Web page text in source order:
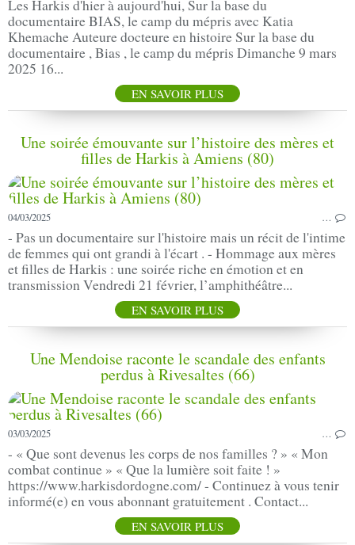
Les Harkis d'hier à aujourd'hui, Sur la base du
documentaire BIAS, le camp du mépris avec Katia
Khemache Auteure docteure en histoire Sur la base du
documentaire , Bias , le camp du mépris Dimanche 9 mars
2025 16...
EN SAVOIR PLUS
Une soirée émouvante sur l’histoire des mères et
filles de Harkis à Amiens (80)
04/03/2025 …
- Pas un documentaire sur l'histoire mais un récit de l'intime
de femmes qui ont grandi à l'écart . - Hommage aux mères
et filles de Harkis : une soirée riche en émotion et en
transmission Vendredi 21 février, l’amphithéâtre...
EN SAVOIR PLUS
Une Mendoise raconte le scandale des enfants
perdus à Rivesaltes (66)
03/03/2025 …
- « Que sont devenus les corps de nos familles ? » « Mon
combat continue » « Que la lumière soit faite ! »
https://www.harkisdordogne.com/ - Continuez à vous tenir
informé(e) en vous abonnant gratuitement . Contact...
EN SAVOIR PLUS